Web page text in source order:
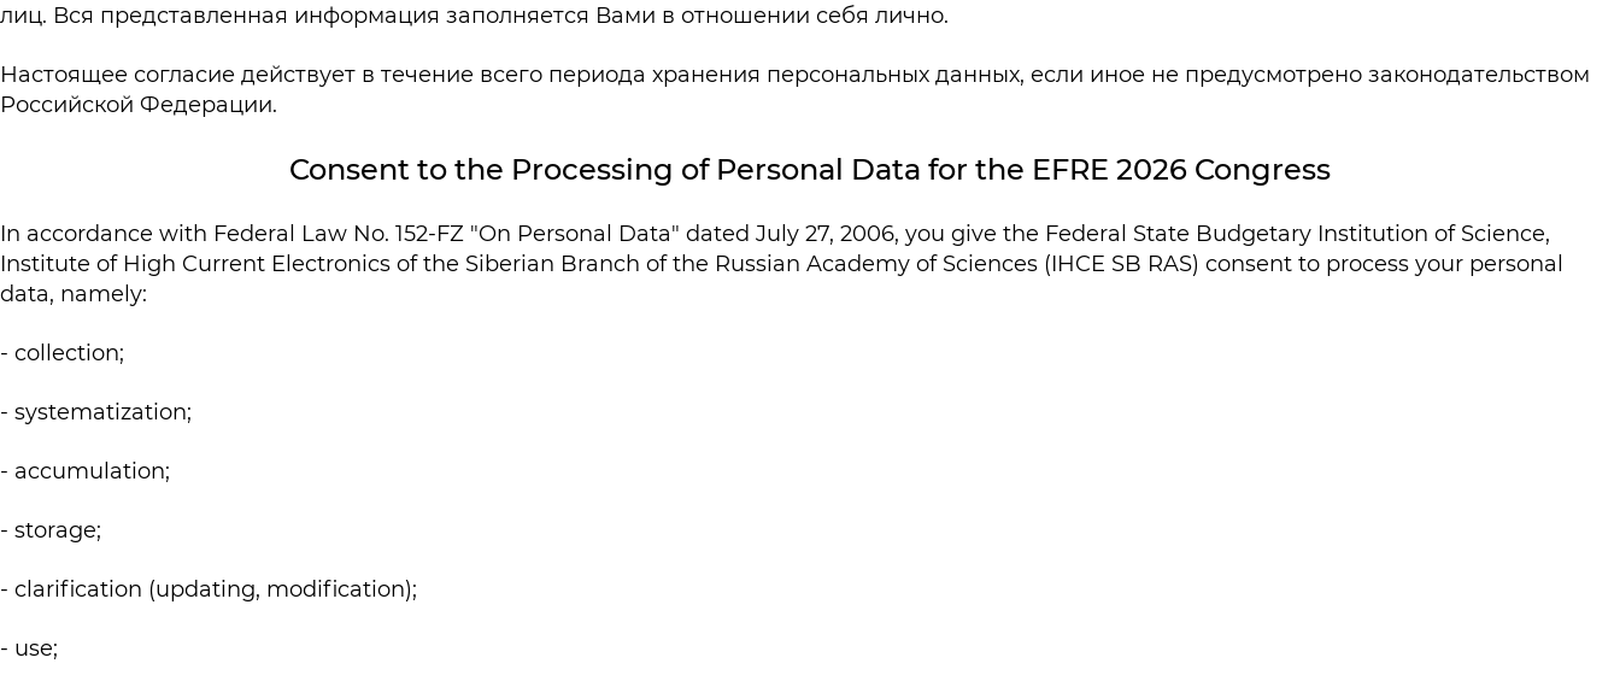
лиц. Вся представленная информация заполняется Вами в отношении себя лично.
Настоящее согласие действует в течение всего периода хранения персональных данных, если иное не предусмотрено законодательством
Российской Федерации.
Consent to the Processing of Personal Data for the EFRE 2026 Congress
In accordance with Federal Law No. 152-FZ "On Personal Data" dated July 27, 2006, you give the Federal State Budgetary Institution of Science,
Institute of High Current Electronics of the Siberian Branch of the Russian Academy of Sciences (IHCE SB RAS) consent to process your personal
data, namely:
- collection;
- systematization;
- accumulation;
- storage;
- clarification (updating, modification);
- use;